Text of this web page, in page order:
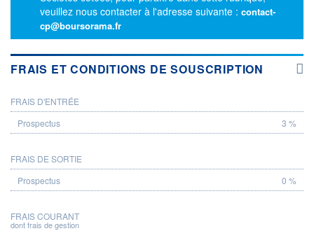
veuillez nous contacter à l'adresse suivante : contact-
cp@boursorama.fr
FRAIS ET CONDITIONS DE SOUSCRIPTION
PROSPECTUS
FRAIS D'ENTRÉE
3 %
FRAIS DE SORTIE
0 %
FRAIS COURANT
dont frais de gestion